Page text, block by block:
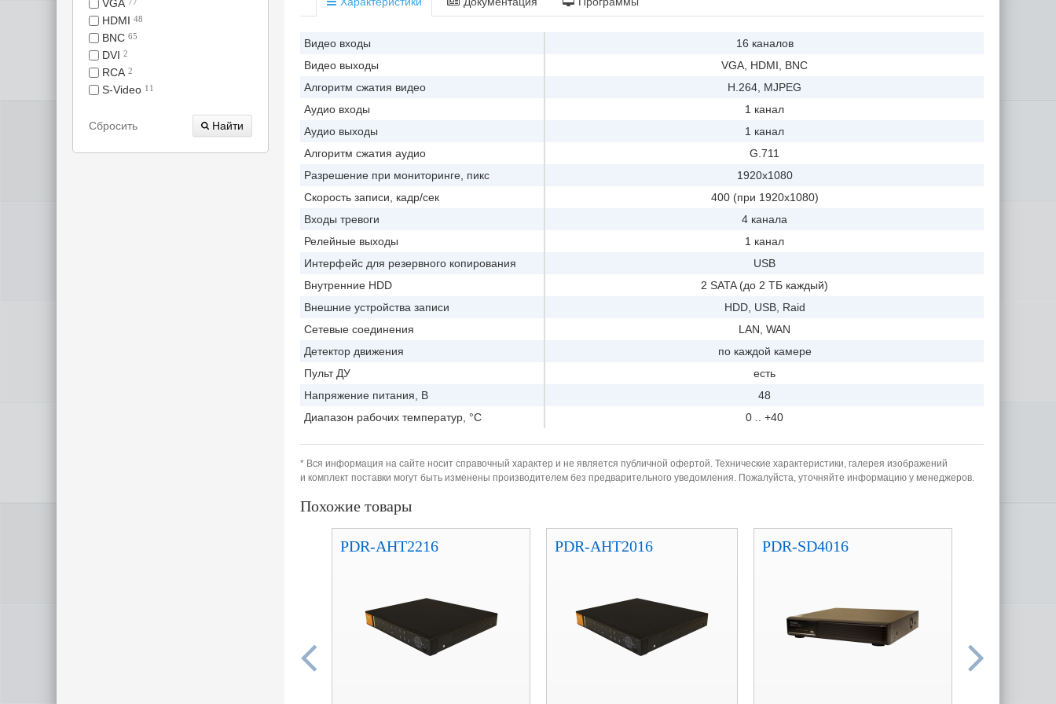
VGA
HDMI 48
BNC 65
DVI 2
RCA 2
S-Video 11
Сбросить
Видео входы
16 каналов
Видео выходы
VGA, HDMI, BNC
Алгоритм сжатия видео
H.264, MJPEG
Аудио входы
1 канал
Аудио выходы
1 канал
Алгоритм сжатия аудио
G.711
Разрешение при мониторинге, пикс
1920x1080
Скорость записи, кадр/сек
400 (при 1920x1080)
Входы тревоги
4 канала
Релейные выходы
1 канал
Интерфейс для резервного копирования
USB
Внутренние HDD
2 SATA (до 2 ТБ каждый)
Внешние устройства записи
HDD, USB, Raid
Сетевые соединения
LAN, WAN
Детектор движения
по каждой камере
Пульт ДУ
есть
Напряжение питания, В
48
Диапазон рабочих температур, °C
0 .. +40
* Вся информация на сайте носит справочный характер и не является публичной офертой. Технические характеристики, галерея изображений
и комплект поставки могут быть изменены производителем без предварительного уведомления. Пожалуйста, уточняйте информацию у менеджеров.
Похожие товары
PDR-AHT2216 PDR-AHT2016 PDR-SD4016